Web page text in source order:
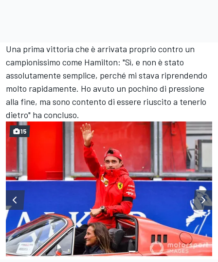
Una prima vittoria che è arrivata proprio contro un
campionissimo come Hamilton: "Sì, e non è stato
assolutamente semplice, perché mi stava riprendendo
molto rapidamente. Ho avuto un pochino di pressione
alla fine, ma sono contento di essere riuscito a tenerlo
dietro" ha concluso.
15